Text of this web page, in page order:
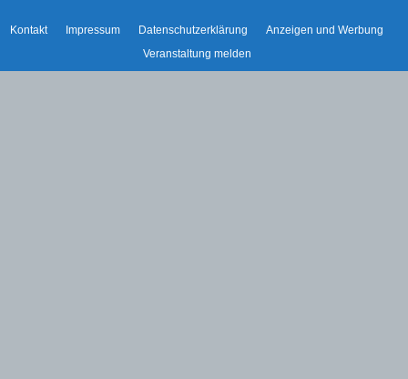
Kontakt Impressum Datenschutzerklärung
Anzeigen und Werbung
Veranstaltung melden